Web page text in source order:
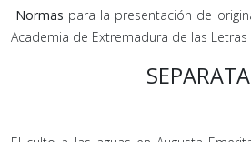
Normas para la presentación de
Academia de Extremadura de las Letras